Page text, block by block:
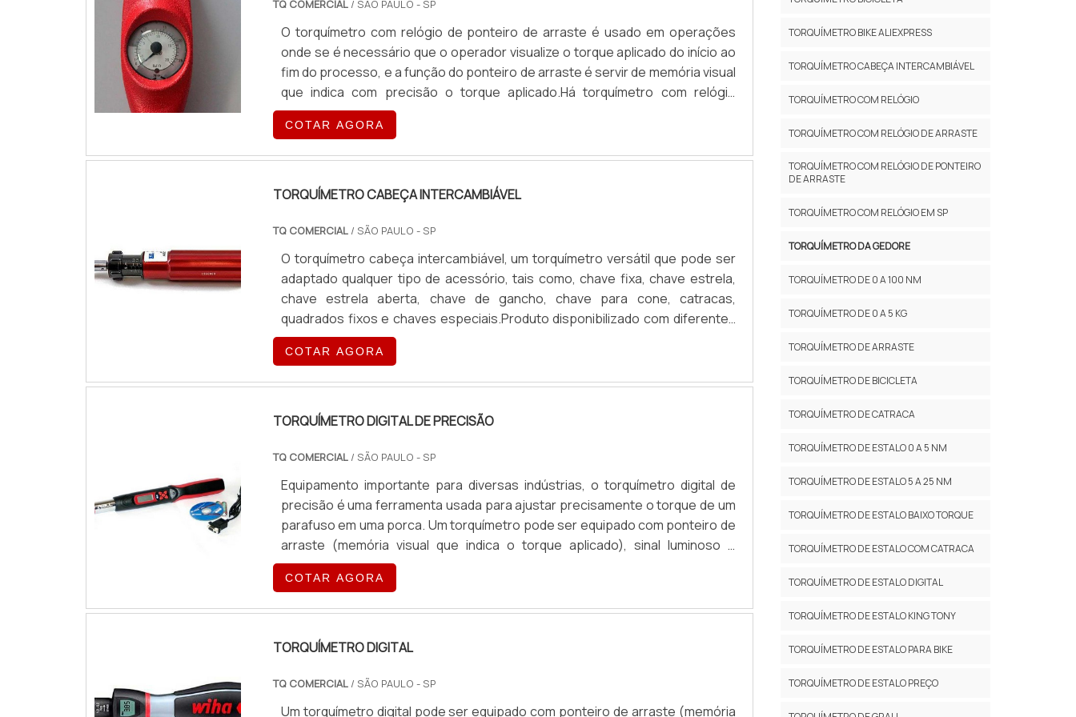
ESPECIALIZADA EM TORQUÍMETRO DIGITALPara entender melhor sobre os
torquímetros e adquiri-los por um preço justo e competitivo, entre em
contato com a BVR Comercial, uma empresa que desde 2014 atua no setor
com alta qualidade e bom desempenho, comercializando esse e muitos
outros produtos para o controle de qualidade aos clientes de todo o país.
Saiba mais!.
TQ COMERCIAL/ SÃO PAULO - SP
O torquímetro com relógio de ponteiro de arraste é usado em operações
onde se é necessário que o operador visualize o torque aplicado do início ao
fim do processo, e a função do ponteiro de arraste é servir de memória visual
que indica com precisão o torque aplicado.Há torquímetro com relógio
ponteiro de arraste que são equipados com outras formas de avisos: sinal
luminoso e sonoro, há diversos fabricantes de modelos disponíveis no
mercado mundial.Principais fabricantes do Brasil CDI; Torquelead.
COTAR AGORA
TORQUÍMETRO CABEÇA INTERCAMBIÁVEL
TQ COMERCIAL/ SÃO PAULO - SP
O torquímetro cabeça intercambiável, um torquímetro versátil que pode ser
adaptado qualquer tipo de acessório, tais como, chave fixa, chave estrela,
chave estrela aberta, chave de gancho, chave para cone, catracas,
quadrados fixos e chaves especiais.Produto disponibilizado com diferentes
marcas TQ; Snap-ON; Atlas Copco - Saltus; Tramontina; Sturtevant (SR);
Gedore.O torquímetro com cabeça intercambiavel TQ e Snap-On é fabricado
com corpo em aço carbono, acabamento cromado, empunhadura
COTAR AGORA
TORQUÍMETRO DIGITAL DE PRECISÃO
TQ COMERCIAL/ SÃO PAULO - SP
Equipamento importante para diversas indústrias, o torquímetro digital de
precisão é uma ferramenta usada para ajustar precisamente o torque de um
parafuso em uma porca. Um torquímetro pode ser equipado com ponteiro de
arraste (memória visual que indica o torque aplicado), sinal luminoso e
sonoro. O produto é usado em operações onde o operador necessita
observar o torque aplicado do começo ao fim do processo de aperto.A
grande maioria possui formato de uma alavanca e em sua ponta há um
COTAR AGORA
TORQUÍMETRO DIGITAL
TQ COMERCIAL/ SÃO PAULO - SP
Um torquímetro digital pode ser equipado com ponteiro de arraste (memória
TORQUÍMETRO BIKE ALIEXPRESS
TORQUÍMETRO CABEÇA INTERCAMBIÁVEL
TORQUÍMETRO COM RELÓGIO
TORQUÍMETRO COM RELÓGIO DE ARRASTE
TORQUÍMETRO COM RELÓGIO DE PONTEIRO
DE ARRASTE
TORQUÍMETRO COM RELÓGIO EM SP
TORQUÍMETRO DA GEDORE
TORQUÍMETRO DE 0 A 100 NM
TORQUÍMETRO DE 0 A 5 KG
TORQUÍMETRO DE ARRASTE
TORQUÍMETRO DE BICICLETA
TORQUÍMETRO DE CATRACA
TORQUÍMETRO DE ESTALO 0 A 5 NM
TORQUÍMETRO DE ESTALO 5 A 25 NM
TORQUÍMETRO DE ESTALO BAIXO TORQUE
TORQUÍMETRO DE ESTALO COM CATRACA
TORQUÍMETRO DE ESTALO DIGITAL
TORQUÍMETRO DE ESTALO KING TONY
TORQUÍMETRO DE ESTALO PARA BIKE
TORQUÍMETRO DE ESTALO PREÇO